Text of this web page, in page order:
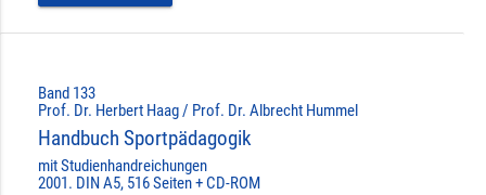
Band 133
Prof. Dr. Herbert Haag / Prof. Dr. Albrecht Hummel
Handbuch Sportpädagogik
mit Studienhandreichungen
2001. DIN A5, 516 Seiten + CD-ROM